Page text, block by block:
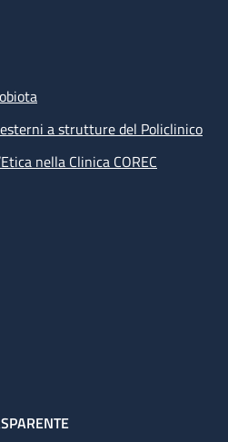
a strutture del Policlinico
nella Clinica COREC